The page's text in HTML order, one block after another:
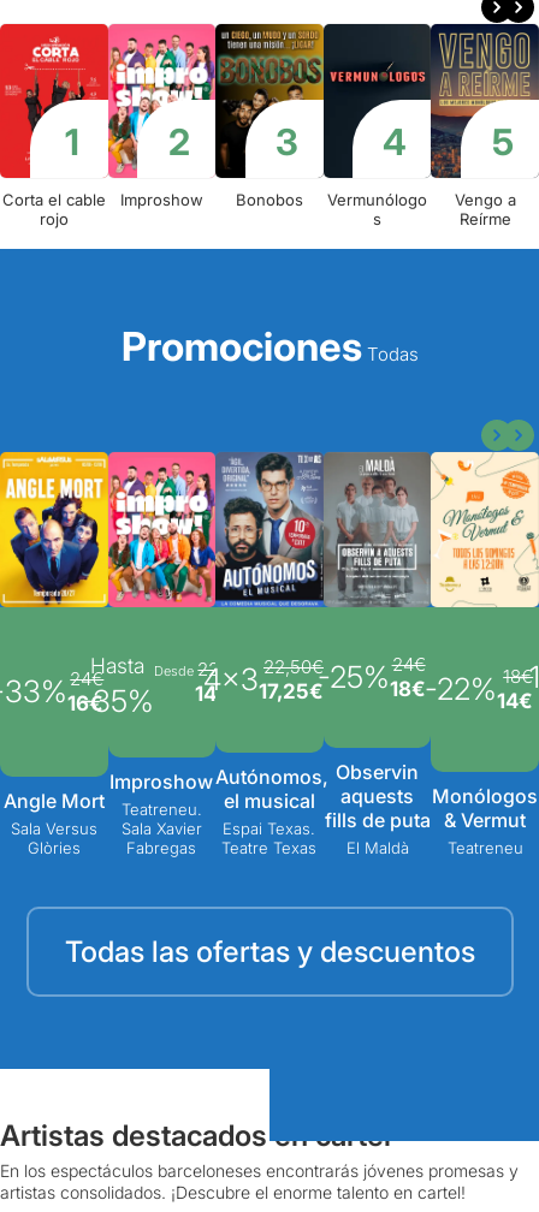
Corta el cable
rojo
Improshow Bonobos
Vermunólogo
s
Vengo a
Reírme
Promociones Todas
24€
16€
Angle Mort
Sala Versus
Glòries
Hasta
-35%
Desde22€
14€
Improshow
Teatreneu.
Sala Xavier
Fabregas
4x3 22,50€
17,25€
Autónomos,
el musical
Espai Texas.
Teatre Texas
-25%24€
18€
Observin
aquests
fills de puta
El Maldà
-22% 18€
14€
Monólogos
& Vermut
Teatreneu
-
Todas las ofertas y descuentos
Artistas destacados en cartel
En los espectáculos barceloneses encontrarás jóvenes promesas y
artistas consolidados. ¡Descubre el enorme talento en cartel!